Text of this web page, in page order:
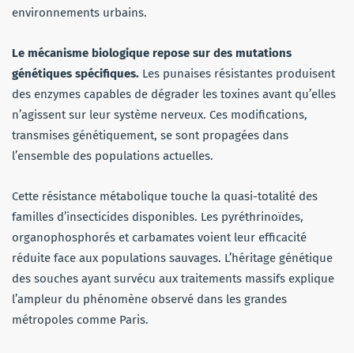
environnements urbains.
Le mécanisme biologique repose sur des mutations
génétiques spécifiques. Les punaises résistantes produisent
des enzymes capables de dégrader les toxines avant qu’elles
n’agissent sur leur système nerveux. Ces modifications,
transmises génétiquement, se sont propagées dans
l’ensemble des populations actuelles.
Cette résistance métabolique touche la quasi-totalité des
familles d’insecticides disponibles. Les pyréthrinoïdes,
organophosphorés et carbamates voient leur efficacité
réduite face aux populations sauvages. L’héritage génétique
des souches ayant survécu aux traitements massifs explique
l’ampleur du phénomène observé dans les grandes
métropoles comme Paris.